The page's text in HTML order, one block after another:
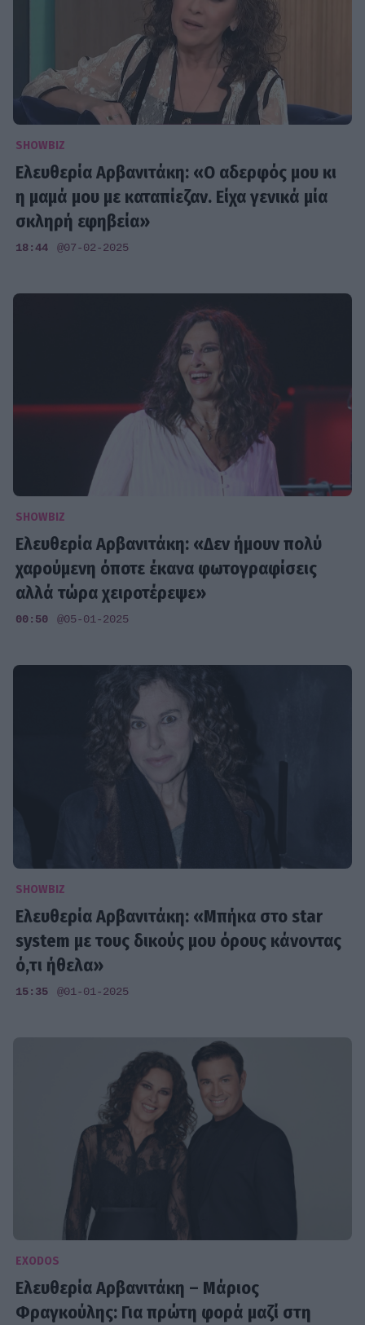
SHOWBIZ
Ελευθερία Αρβανιτάκη: «Ο αδερφός μου κι
η μαμά μου με καταπίεζαν. Είχα γενικά μία
σκληρή εφηβεία»
18:44 @07-02-2025
SHOWBIZ
Ελευθερία Αρβανιτάκη: «Δεν ήμουν πολύ
χαρούμενη όποτε έκανα φωτογραφίσεις
αλλά τώρα χειροτέρεψε»
00:50 @05-01-2025
SHOWBIZ
Ελευθερία Αρβανιτάκη: «Μπήκα στο star
system με τους δικούς μου όρους κάνοντας
ό,τι ήθελα»
15:35 @01-01-2025
EXODOS
Ελευθερία Αρβανιτάκη – Μάριος
Φραγκούλης: Για πρώτη φορά μαζί στη